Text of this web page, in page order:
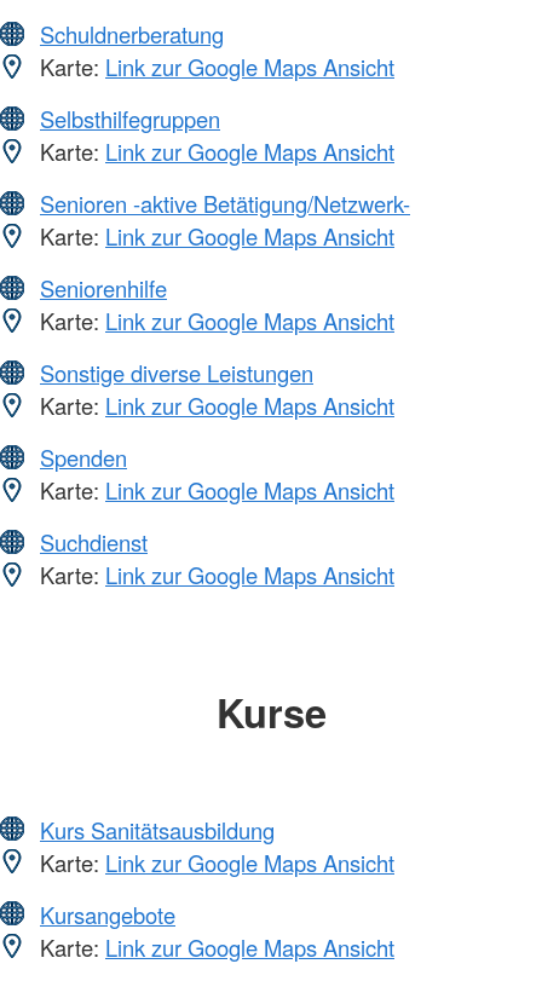
Schuldnerberatung
Karte: Link zur Google Maps Ansicht
Selbsthilfegruppen
Karte: Link zur Google Maps Ansicht
Senioren -aktive Betätigung/Netzwerk-
Karte: Link zur Google Maps Ansicht
Seniorenhilfe
Karte: Link zur Google Maps Ansicht
Sonstige diverse Leistungen
Karte: Link zur Google Maps Ansicht
Spenden
Karte: Link zur Google Maps Ansicht
Suchdienst
Karte: Link zur Google Maps Ansicht
Kurse
Kurs Sanitätsausbildung
Karte: Link zur Google Maps Ansicht
Kursangebote
Karte: Link zur Google Maps Ansicht